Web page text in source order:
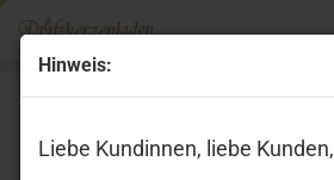
Hinweis:
Liebe Kundinnen, liebe Kunden,